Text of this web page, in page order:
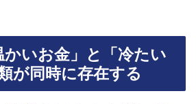
かいお金」と「冷たい
が同時に存在する